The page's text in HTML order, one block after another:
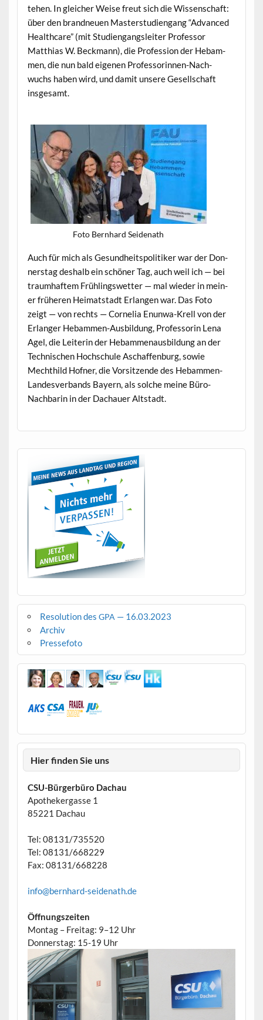
te­hen. In gle­ich­er Weise freut sich die Wis­senschaft:
über den brand­neuen Mas­ter­stu­di­en­gang “Advanced
Health­care” (mit Stu­di­en­gangsleit­er Pro­fes­sor
Matthias W. Beck­mann), die Pro­fes­sion der Hebam­
men, die nun bald eige­nen Pro­fes­sorin­nen-Nach­
wuchs haben wird, und damit unsere Gesellschaft
insgesamt.
Foto Bern­hard Seidenath
Auch für mich als Gesund­heit­spoli­tik­er war der Don­
ner­stag deshalb ein schön­er Tag, auch weil ich — bei
traumhaftem Früh­lingswet­ter — mal wieder in mein­
er früheren Heimat­stadt Erlan­gen war. Das Foto
zeigt — von rechts — Cor­nelia Enun­wa-Krell von der
Erlanger Hebam­men-Aus­bil­dung, Pro­fes­sorin Lena
Agel, die Lei­t­erin der Hebam­me­naus­bil­dung an der
Tech­nis­chen Hochschule Aschaf­fen­burg, sowie
Mechthild Hofn­er, die Vor­sitzende des Hebam­men-
Lan­desver­bands Bay­ern, als solche meine Büro-
Nach­barin in der Dachauer Altstadt.
Resolution des GPA — 16.03.2023
Archiv
Pressefoto
Hier finden Sie uns
CSU-Bürgerbüro Dachau
Apothekergasse 1
85221 Dachau
Tel: 08131/735520
Tel: 08131/668229
Fax: 08131/668228
info@bernhard-seidenath.de
Öffnungszeiten
Montag – Freitag: 9–12 Uhr
Donnerstag: 15-19 Uhr